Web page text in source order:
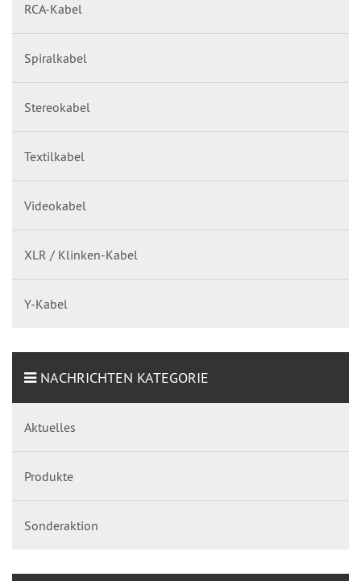
RCA-Kabel
Spiralkabel
Stereokabel
Textilkabel
Videokabel
XLR / Klinken-Kabel
Y-Kabel
NACHRICHTEN KATEGORIE
Aktuelles
Produkte
Sonderaktion